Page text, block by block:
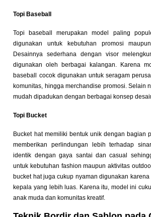
Topi Baseball
Topi baseball merupakan model paling
digunakan untuk kebutuhan promosi
Desainnya sederhana dengan visor
digunakan oleh berbagai kalangan. Karena
baseball cocok digunakan untuk seragam
komunitas, hingga merchandise promosi. Selain
mudah dipadukan dengan berbagai konsep
Topi Bucket
Bucket hat memiliki bentuk unik dengan bagian
memberikan perlindungan lebih terhadap
identik dengan gaya santai dan casual
untuk kebutuhan fashion maupun aktivitas
bucket hat juga cukup nyaman digunakan
kepala yang lebih luas. Karena itu, model ini
anak muda dan komunitas kreatif.